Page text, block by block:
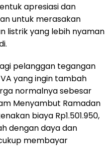
apresiasi dan
untuk merasakan
listrik yang lebih nyaman
pelanggan tegangan
yang ingin tambah
normalnya sebesar
Menyambut Ramadan
biaya Rp1.501.950,
dengan daya dan
membayar